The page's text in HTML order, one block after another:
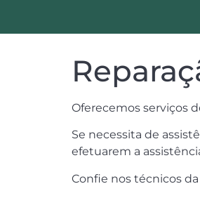
Oferecemos serviços
Se necessita de
efetuarem a
Confie nos técnicos da